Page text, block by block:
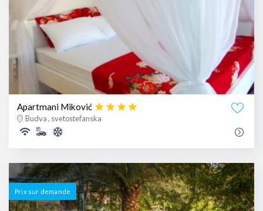
Apartmani Miković
Budva , svetostefanska
Prix ​​sur demande